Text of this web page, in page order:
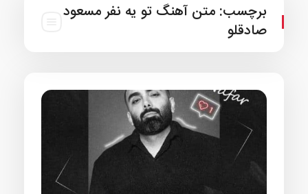
برچسب: متن آهنگ تو یه نفر مسعود
صادقلو